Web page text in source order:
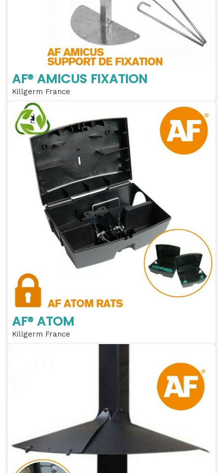
AF® AMICUS FIXATION
Killgerm France
AF® ATOM
Killgerm France